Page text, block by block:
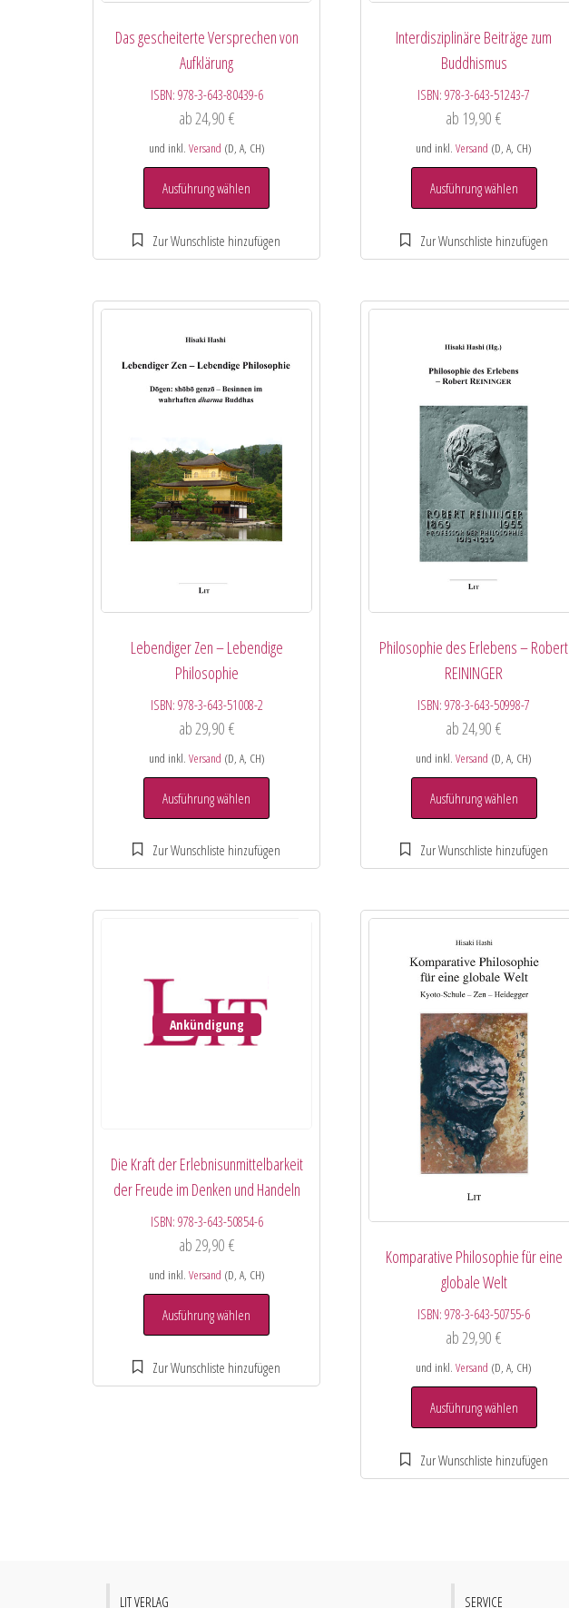
Das gescheiterte Versprechen von
Aufklärung
ISBN: 978-3-643-80439-6
ab24,90 €
und inkl. Versand (D, A, CH)
Ausführung wählen
Interdisziplinäre Beiträge zum
Buddhismus
ISBN:978-3-643-51243-7
ab 19,90€
und inkl.Versand (D, A, CH)
Ausführung wählen
Lebendiger Zen – Lebendige
Philosophie
ISBN: 978-3-643-51008-2
ab 29,90 €
und inkl. Versand (D, A, CH)
Ausführung wählen
Philosophie des Erlebens – Robert
REININGER
ISBN:978-3-643-50998-7
ab 24,90€
und inkl.Versand (D, A, CH)
Ausführung wählen
Ankündigung
Die Kraft der Erlebnisunmittelbarkeit
der Freude im Denken und Handeln
ISBN: 978-3-643-50854-6
ab29,90 €
und inkl. Versand (D, A, CH)
Ausführung wählen
Komparative Philosophie für eine
globale Welt
ISBN:978-3-643-50755-6
ab29,90€
und inkl.Versand (D, A, CH)
Ausführung wählen
LIT VERLAG SERVICE